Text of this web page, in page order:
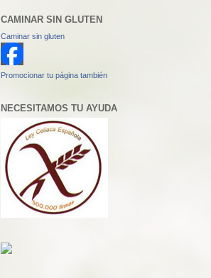
CAMINAR SIN GLUTEN
Caminar sin gluten
Promocionar tu página también
NECESITAMOS TU AYUDA